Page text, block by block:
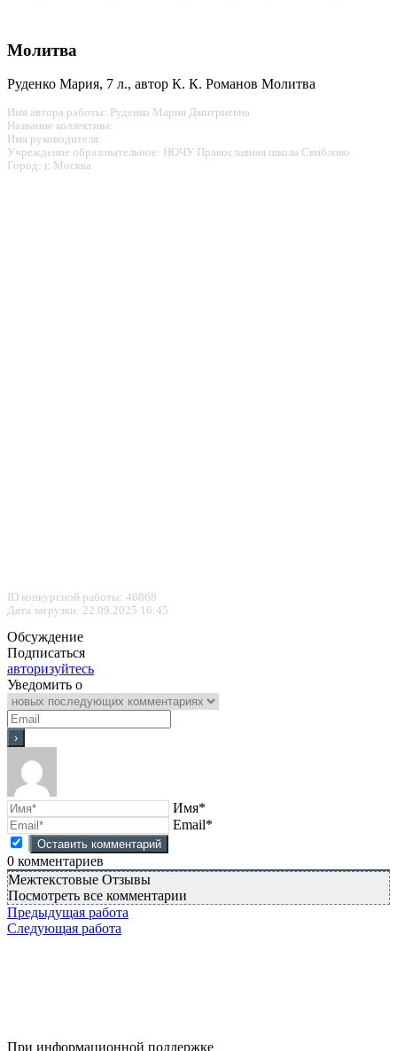
Молитва
Руденко Мария, 7 л., автор К. К. Романов Молитва
Имя автора работы: Руденко Мария Дмитриевна
Название коллектива:
Имя руководителя:
Учреждение образовательное: НОЧУ Православная школа Свиблово
Город: г. Москва
ID конкурсной работы: 46868
Дата загрузки: 22.09.2025 16:45
Обсуждение
Подписаться
авторизуйтесь
Уведомить о
Имя*
Email*
0 комментариев
Межтекстовые Отзывы
Посмотреть все комментарии
Предыдущая работа
Следующая работа
При информационной поддержке